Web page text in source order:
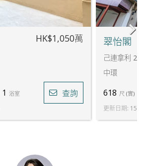
HK$1,050萬
1 浴室 查詢
翠怡閣
己連拿利 2 號
中環
618 尺 (實)
更新日期: